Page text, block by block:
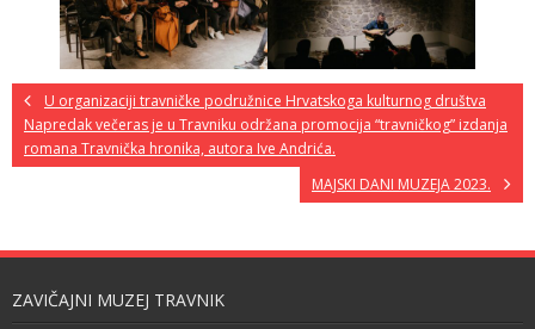
U organizaciji travničke podružnice Hrvatskoga kulturnog društva
Napredak večeras je u Travniku održana promocija “travničkog” izdanja
romana Travnička hronika, autora Ive Andrića.
MAJSKI DANI MUZEJA 2023.
ZAVIČAJNI MUZEJ TRAVNIK